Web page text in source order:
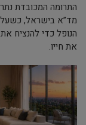
התרומה המכובדת
מד”א בישראל, כשעל
הנופל כדי להנציח
את חייו.